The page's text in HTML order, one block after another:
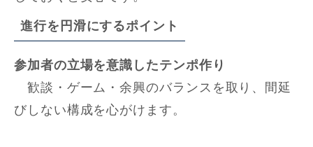
進行を円滑にするポイント
参加者の立場を意識したテンポ作り
歓談・ゲーム・余興のバランスを取り、間延
びしない構成を心がけます。